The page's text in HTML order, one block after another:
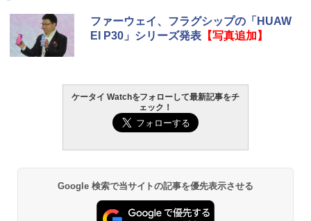
ファーウェイ、フラグシップの「HUAW
EI P30」シリーズ発表【写真追加】
ケータイ Watchをフォローして最新記事をチ
ェック！
Google 検索で当サイトの記事を優先表示させる